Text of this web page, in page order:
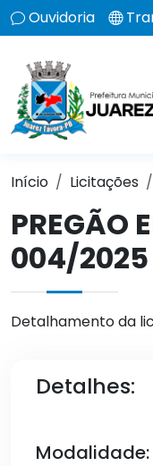
Ouvidoria
Início Licitações
PREGÃO
004/2025
Detalhamento da
Detalhes:
Modalidade: